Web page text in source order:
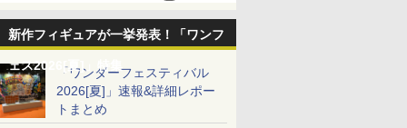
新作フィギュアが一挙発表！「ワンフ
ェス2026[夏]」特集「ワンダーフェスティバル
2026[夏]」速報&詳細レポー
トまとめ